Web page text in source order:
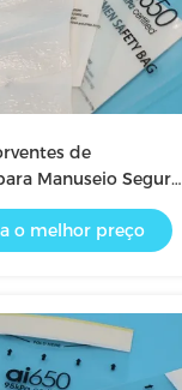
de
Manuseio Seguro
e Proteção
em
o melhor preço